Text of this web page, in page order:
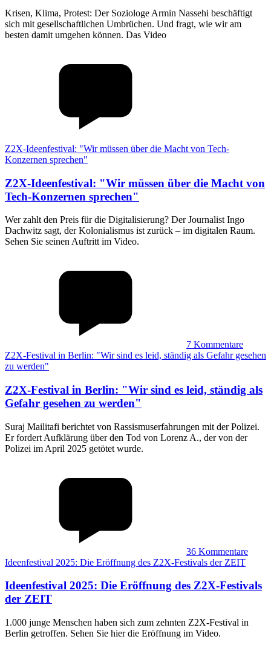
Krisen, Klima, Protest: Der Soziologe Armin Nassehi beschäftigt
sich mit gesellschaftlichen Umbrüchen. Und fragt, wie wir am
besten damit umgehen können. Das Video
Z2X-Ideenfestival: "Wir müssen über die Macht von Tech-
Konzernen sprechen"
Z2X-Ideenfestival: "Wir müssen über die Macht von
Tech-Konzernen sprechen"
Wer zahlt den Preis für die Digitalisierung? Der Journalist Ingo
Dachwitz sagt, der Kolonialismus ist zurück – im digitalen Raum.
Sehen Sie seinen Auftritt im Video.
7 Kommentare
Z2X-Festival in Berlin: "Wir sind es leid, ständig als Gefahr gesehen
zu werden"
Z2X-Festival in Berlin: "Wir sind es leid, ständig als
Gefahr gesehen zu werden"
Suraj Mailitafi berichtet von Rassismuserfahrungen mit der Polizei.
Er fordert Aufklärung über den Tod von Lorenz A., der von der
Polizei im April 2025 getötet wurde.
36 Kommentare
Ideenfestival 2025: Die Eröffnung des Z2X-Festivals der ZEIT
Ideenfestival 2025: Die Eröffnung des Z2X-Festivals
der ZEIT
1.000 junge Menschen haben sich zum zehnten Z2X-Festival in
Berlin getroffen. Sehen Sie hier die Eröffnung im Video.